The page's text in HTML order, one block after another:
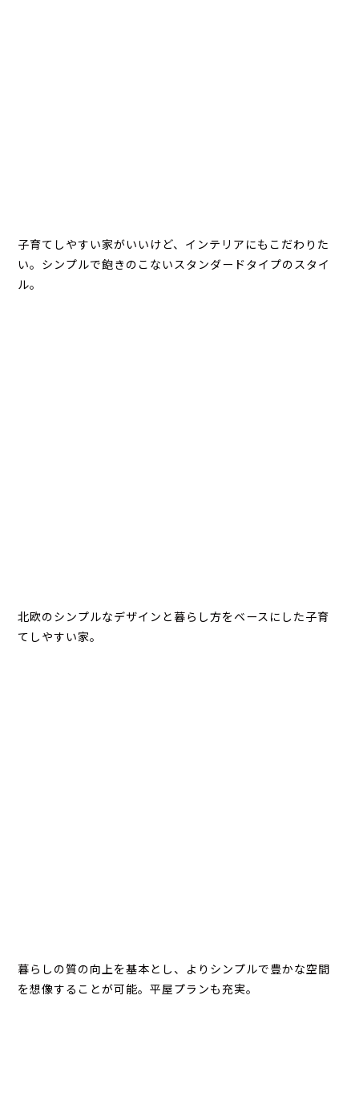
子育てしやすい家がいいけど、インテリアにもこだわりた
い。シンプルで飽きのこないスタンダードタイプのスタイ
ル。
北欧のシンプルなデザインと暮らし方をベースにした子育
てしやすい家。
暮らしの質の向上を基本とし、よりシンプルで豊かな空間
を想像することが可能。平屋プランも充実。